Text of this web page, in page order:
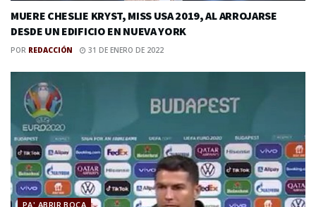
MUERE CHESLIE KRYST, MISS USA 2019, AL ARROJARSE
DESDE UN EDIFICIO EN NUEVA YORK
POR REDACCIÓN 31 DE ENERO DE 2022
PA' ABRIR BOCA